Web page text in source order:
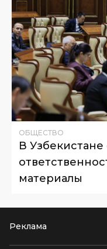
ОБЩЕСТВО
В
материалы
Реклама